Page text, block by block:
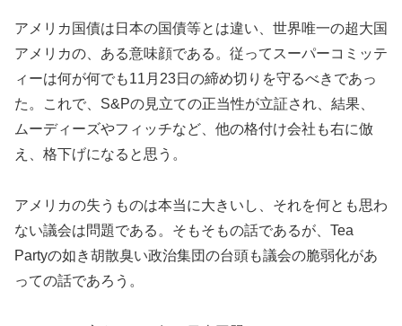
アメリカ国債は日本の国債等とは違い、世界唯一の超大国
アメリカの、ある意味顔である。従ってスーパーコミッテ
ィーは何が何でも11月23日の締め切りを守るべきであっ
た。これで、S&Pの見立ての正当性が立証され、結果、
ムーディーズやフィッチなど、他の格付け会社も右に倣
え、格下げになると思う。
アメリカの失うものは本当に大きいし、それを何とも思わ
ない議会は問題である。そもそもの話であるが、Tea
Partyの如き胡散臭い政治集団の台頭も議会の脆弱化があ
っての話であろう。